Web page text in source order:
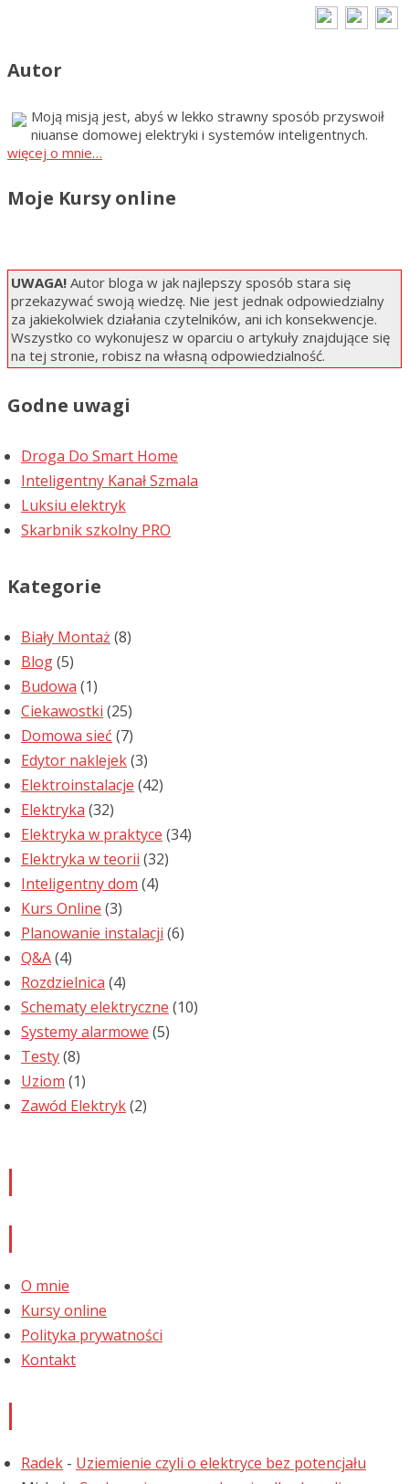
Autor
Moją misją jest, abyś w lekko strawny sposób przyswoił
niuanse domowej elektryki i systemów inteligentnych.
więcej o mnie…
Moje Kursy online
UWAGA! Autor bloga w jak najlepszy sposób stara się
przekazywać swoją wiedzę. Nie jest jednak odpowiedzialny
za jakiekolwiek działania czytelników, ani ich konsekwencje.
Wszystko co wykonujesz w oparciu o artykuły znajdujące się
na tej stronie, robisz na własną odpowiedzialność.
Godne uwagi
Droga Do Smart Home
Inteligentny Kanał Szmala
Luksiu elektryk
Skarbnik szkolny PRO
Kategorie
Biały Montaż (8)
Blog(5)
Budowa (1)
Ciekawostki (25)
Domowa sieć (7)
Edytor naklejek(3)
Elektroinstalacje (42)
Elektryka (32)
Elektryka w praktyce (34)
Elektryka w teorii (32)
Inteligentny dom (4)
Kurs Online (3)
Planowanie instalacji (6)
Q&A(4)
Rozdzielnica (4)
Schematy elektryczne (10)
Systemy alarmowe (5)
Testy(8)
Uziom (1)
Zawód Elektryk(2)
O mnie
Kursy online
Polityka prywatności
Kontakt
Radek - Uziemienie czyli o elektryce bez potencjału